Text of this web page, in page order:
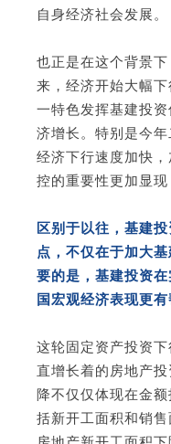
自身经济社会发展。
也正是在这个背景
来，经济开始大幅
一特色发挥基建投
济增长。特别是今
经济下行速度加快
控的重要性更加显现
区别于以往，基建
点，不仅在于加大
要的是，基建投资
国宏观经济表现更有
这轮固定资产投资
直增长着的房地产
降不仅仅体现在金
括新开工面积和销